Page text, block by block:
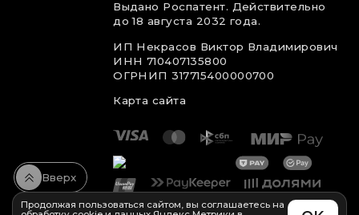
Продолжая пользоваться сайтом, вы соглашаетесь на
Выдано Роспатент. Действительно
до 18 августа 2032 года.
ИП Некрасов Виктор Владимирович
ИНН 710407135800
ОГРНИП 317715400000700
Карта сайта
Вверх